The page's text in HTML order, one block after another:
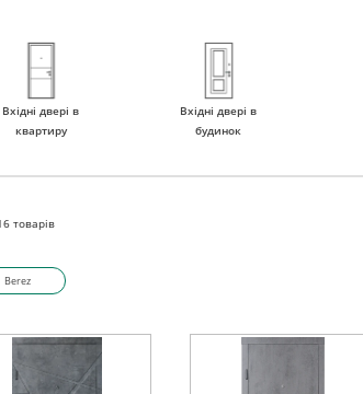
Вхідні двері в
квартиру
Вхідні двері в
будинок
товарів
Berez